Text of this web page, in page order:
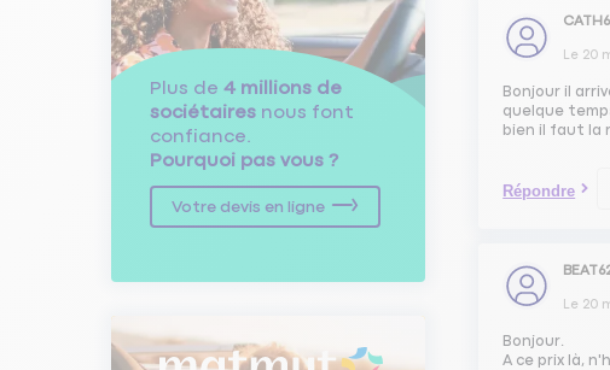
Plus de 4 millions de
sociétaires nous font
confiance.
Pourquoi pas vous ?
Votre devis en ligne
Le 20
Bonjour il
quelque
bien il faut la
Répondre
Le 20
Bonjour.
A ce prix là,